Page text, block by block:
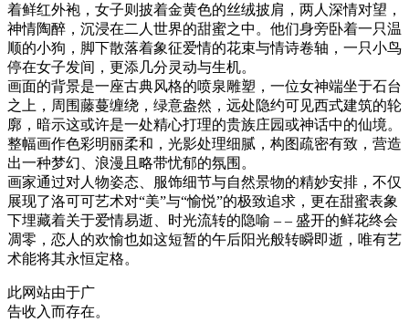
着鲜红外袍，女子则披着金黄色的丝绒披肩，两人深情对望，
神情陶醉，沉浸在二人世界的甜蜜之中。他们身旁卧着一只温
顺的小狗，脚下散落着象征爱情的花束与情诗卷轴，一只小鸟
停在女子发间，更添几分灵动与生机。
画面的背景是一座古典风格的喷泉雕塑，一位女神端坐于石台
之上，周围藤蔓缠绕，绿意盎然，远处隐约可见西式建筑的轮
廓，暗示这或许是一处精心打理的贵族庄园或神话中的仙境。
整幅画作色彩明丽柔和，光影处理细腻，构图疏密有致，营造
出一种梦幻、浪漫且略带忧郁的氛围。
画家通过对人物姿态、服饰细节与自然景物的精妙安排，不仅
展现了洛可可艺术对“美”与“愉悦”的极致追求，更在甜蜜表象
下埋藏着关于爱情易逝、时光流转的隐喻 – – 盛开的鲜花终会
凋零，恋人的欢愉也如这短暂的午后阳光般转瞬即逝，唯有艺
术能将其永恒定格。
此网站由于广
告收入而存在。